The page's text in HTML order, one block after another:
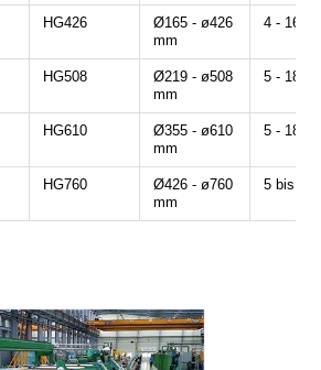
HG426
Ø165 - ø426
mm
4 - 16
HG508
Ø219 - ø508
mm
5 - 18
HG610
Ø355 - ø610
mm
5 - 18
HG760
Ø426 - ø760
mm
5 bis 20